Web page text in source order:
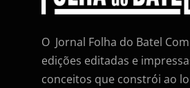
O Jornal Folha do Batel
edições editadas e
conceitos que constrói ao